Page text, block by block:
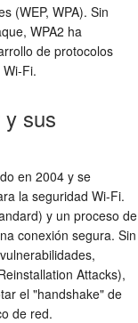
(WEP, WPA). Sin
WPA2 ha
de protocolos
Fi.
sus
en 2004 y se
la seguridad Wi-Fi.
y un proceso de
conexión segura. Sin
Attacks),
el "handshake" de
de red.